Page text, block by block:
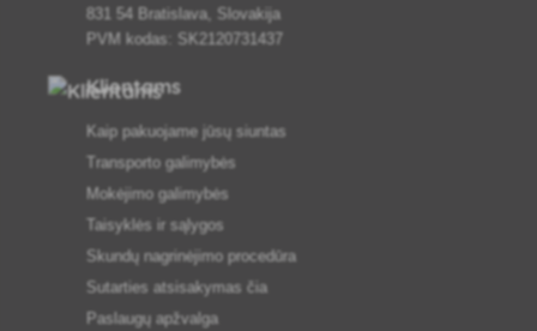
831 54 Bratislava, Slovakija
PVM kodas: SK2120731437
Klientams
Kaip pakuojame jūsų siuntas
Transporto galimybės
Mokėjimo galimybės
Taisyklės ir sąlygos
Skundų nagrinėjimo procedūra
Sutarties atsisakymas čia
Paslaugų apžvalga